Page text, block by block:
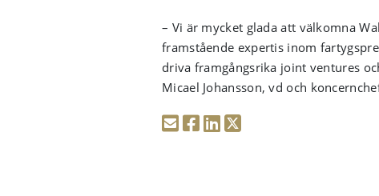
– Vi är mycket glada att välkomna
framstående expertis inom
driva framgångsrika joint ventures
Micael Johansson, vd och